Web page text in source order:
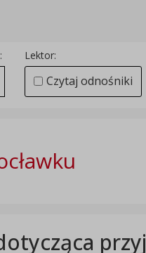
literami
i margines między paragrafami
ustawienia domyślne
Lektor:
Czytaj odnośniki